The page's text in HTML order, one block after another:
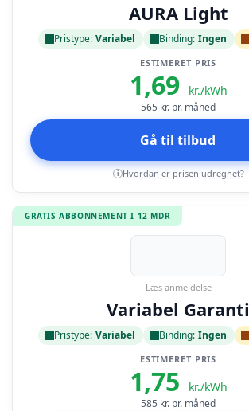
AURA Light
Pristype: Variabel Binding: Ingen
ESTIMERET PRIS
1,69 kr./kWh
565 kr. pr. måned
Gå til tilbud
i Hvordan er prisen udregnet?
GRATIS ABBONNEMENT I 12 MDR
Læs anmeldelse
Variabel Garanti
Pristype: Variabel Binding: Ingen
ESTIMERET PRIS
1,75 kr./kWh
585 kr. pr. måned